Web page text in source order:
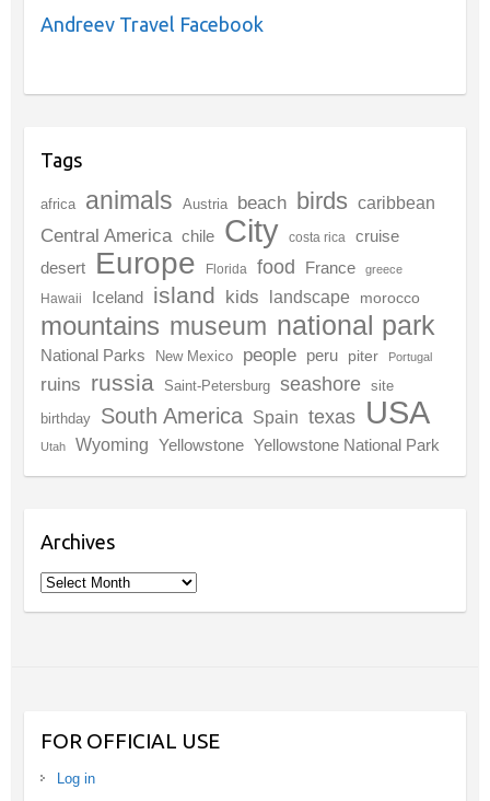
Andreev Travel Facebook
Tags
africa animals Austria beach birds caribbean
Central America chile City costa rica cruise
desert Europe Florida food France greece
Hawaii Iceland island kids landscape morocco
mountains museum national park
National Parks New Mexico people peru piter Portugal
ruins russia Saint-Petersburg seashore
site
birthday
South America Spain texas USA
Utah Wyoming Yellowstone Yellowstone National Park
Archives
Archives
FOR OFFICIAL USE
Log in